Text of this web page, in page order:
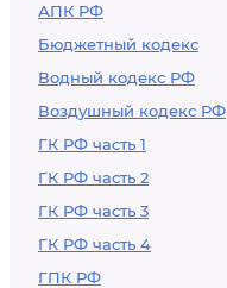
АПК РФ
Бюджетный кодекс
Водный кодекс РФ
Воздушный кодекс РФ
ГК РФ часть 1
ГК РФ часть 2
ГК РФ часть 3
ГК РФ часть 4
ГПК РФ